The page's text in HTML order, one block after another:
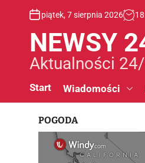
piątek, 7 sierpnia 2026 18
NEWSY
Aktualności
Start Wiadomości
POGODA